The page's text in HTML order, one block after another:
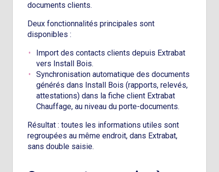
documents clients.
Deux fonctionnalités principales sont
disponibles :
Import des contacts clients depuis Extrabat
vers Install Bois.
Synchronisation automatique des documents
générés dans Install Bois (rapports, relevés,
attestations) dans la fiche client Extrabat
Chauffage, au niveau du porte-documents.
Résultat : toutes les informations utiles sont
regroupées au même endroit, dans Extrabat,
sans double saisie.